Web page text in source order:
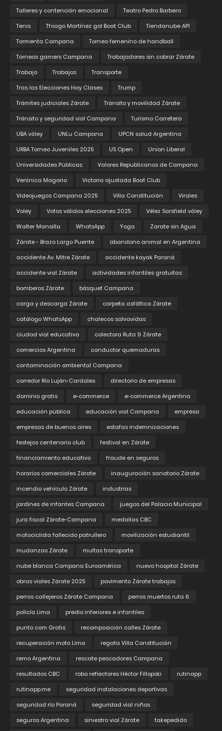
Talleres y contención emocional
Teatro Pedro Barbero
Tenis
Thiago Martínez gol Boat Club
Tiendanube API
Tormenta Campana
Torneo femenino de handball
Torneos gamers Campana
Trabajadores sin cobrar Zárate
Trabajo
Trabajos
Transporte
Tras las Elecciones Hay Clases
Trump
Trámites judiciales Zárate
Tránsito y movilidad Zárate
Tránsito y seguridad vial Campana
Turismo Carretera
UBA vóley
UNLu Campana
UPCN salud Argentina
URBA Torneo Juveniles 2025
US Open
Union Liberal
Universidades Públicas
Valores Republicanos de Campana
Verónica Magario
Victoria ajustada Boat Club
Videojuegos Campana 2025
Villa Constitución
Virales
Voley
Votos válidos elecciones 2025
Vélez Sarsfield vóley
Walter Mansilla
WhatsApp Yoga
Zarate sin Agua
Zárate - Brazo Largo Puente
abandono animal en Argentina
accidente Av. Mitre Zárate
accidente kayak Paraná
accidente vial Zárate
actividades infantiles gratuitas
bomberos Zárate
básquet Campana
carga y descarga Zárate
carpeta asfáltica Zárate
catálogo WhatsApp
chalecos salvavidas
ciudad vial educativa
colectora Ruta 9 Zárate
comercios Argentina
conductor quemaduras
contaminación ambiental Campana
corredor Río Luján-Cardales
directorio de empresas
dominio gratis
e-commerce
e-commerce Argentina
educación pública
educación vial Campana
empresa
empresas de buenos aires
estafas indemnizaciones
festejos centenario club
festival en Zárate
financiamiento educativo
fraude en seguros
horarios comerciales Zárate
inauguración sanatorio Zárate
incendio vehículo Zárate
industrias
jardines de infantes Campana
juegos del Palacio Municipal
jura fiscal Zárate-Campana
medallas CBC
motociclista fallecido patrullero
movilización estudiantil
mudanzas Zárate
multas transporte
nube blanca Campana Euroamérica
nuevo hospital Zárate
obras viales Zárate 2025
pavimento Zárate trabajos
perros callejeros Zárate Campana
perros muertos ruta 6
policía Lima
predio inferiores e infantiles
punto com Gratis
recomposición calles Zárate
recuperación moto Lima
regata Villa Constitución
remo Argentina
rescate pescadores Campana
resultados CBC
robo reflectores Héctor Fillopski
rutinapp
rutinapp.me
seguridad instalaciones deportivas
seguridad río Paraná
seguridad vial niños
seguros Argentina
siniestro vial Zárate
takepedido